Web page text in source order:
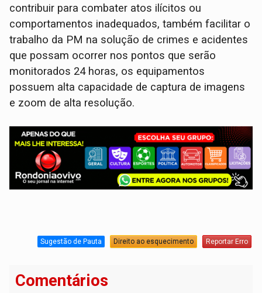
contribuir para combater atos ilícitos ou
comportamentos inadequados, também facilitar o
trabalho da PM na solução de crimes e acidentes
que possam ocorrer nos pontos que serão
monitorados 24 horas, os equipamentos
possuem alta capacidade de captura de imagens
e zoom de alta resolução.
Sugestão de Pauta Direito ao esquecimento Reportar Erro
Comentários